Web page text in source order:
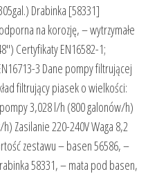
Drabinka [58331]
na korozję, – wytrzymałe
Certyfikaty EN16582-1;
3 Dane pompy filtrującej
filtrujący piasek o wielkości:
3,028 l/h (800 galonów/h)
Zasilanie 220-240V Waga 8,2
zestawu – basen 56586, –
58331, – mata pod basen,